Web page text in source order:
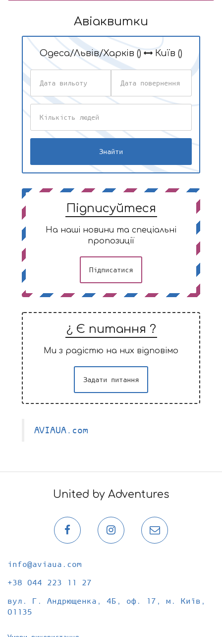
Авіаквитки
Одеса/Львів/Харків () Київ ()
вильоту
повернення
Підписуйтеся
На наші новини та спеціальні
пропозиції
Підписатися
¿ Є питання ?
Ми з радістю на них відповімо
Задати питання
AVIAUA.com
United by Adventures
Сторінка
в
Сторінка
в
Email-
розсилка
info@aviaua.com
+38 044 223 11 27
вул. Г. Андрющенка, 4Б, оф. 17, м. Київ,
01135